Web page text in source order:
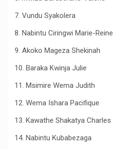
7. Vundu Syakolera
8. Nabintu Ciringwi Marie-Reine
9. Akoko Mageza Shekinah
10. Baraka Kwinja Julie
11. Msimire Wema Judith
12. Wema Ishara Pacifique
13. Kawathe Shakatya Charles
14. Nabintu Kubabezaga